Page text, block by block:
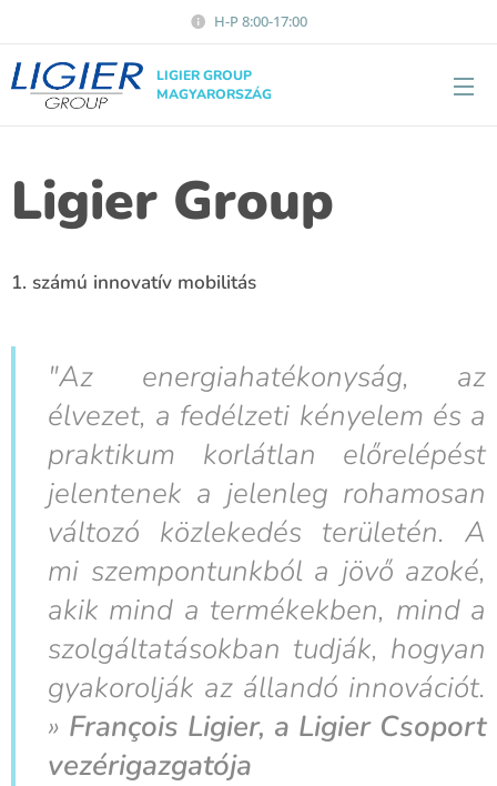
H-P 8:00-17:00
LIGIER GROUP
MAGYARORSZÁG
Ligier Group
1. számú innovatív mobilitás
"Az energiahatékonyság, az
élvezet, a fedélzeti kényelem és a
praktikum korlátlan előrelépést
jelentenek a jelenleg rohamosan
változó közlekedés területén. A
mi szempontunkból a jövő azoké,
akik mind a termékekben, mind a
szolgáltatásokban tudják, hogyan
gyakorolják az állandó innovációt.
» François Ligier, a Ligier Csoport
vezérigazgatója